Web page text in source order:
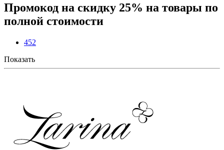
Промокод на скидку 25% на товары по
полной стоимости
452
Показать